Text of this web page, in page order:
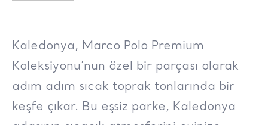
Kaledonya, Marco Polo Premium
Koleksiyonu’nun özel bir parçası olarak
adım adım sıcak toprak tonlarında bir
keşfe çıkar. Bu eşsiz parke, Kaledonya